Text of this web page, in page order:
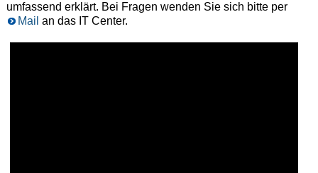
umfassend erklärt. Bei Fragen wenden Sie sich bitte per
Mail an das IT Center.